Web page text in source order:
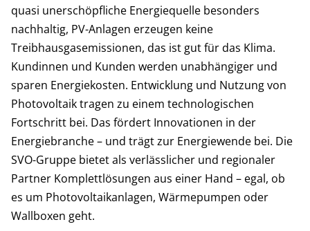
quasi unerschöpfliche Energiequelle besonders
nachhaltig, PV-Anlagen erzeugen keine
Treibhausgasemissionen, das ist gut für das Klima.
Kundinnen und Kunden werden unabhängiger und
sparen Energiekosten. Entwicklung und Nutzung von
Photovoltaik tragen zu einem technologischen
Fortschritt bei. Das fördert Innovationen in der
Energiebranche – und trägt zur Energiewende bei. Die
SVO-Gruppe bietet als verlässlicher und regionaler
Partner Komplettlösungen aus einer Hand – egal, ob
es um Photovoltaikanlagen, Wärmepumpen oder
Wallboxen geht.